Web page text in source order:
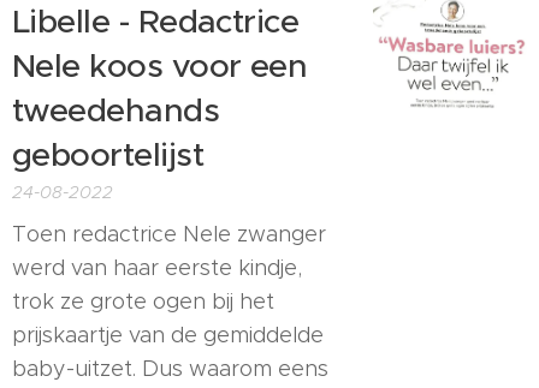
Libelle - Redactrice
Nele koos voor een
tweedehands
geboortelijst
24-08-2022
Toen redactrice Nele zwanger
werd van haar eerste kindje,
trok ze grote ogen bij het
prijskaartje van de gemiddelde
baby-uitzet. Dus waarom eens